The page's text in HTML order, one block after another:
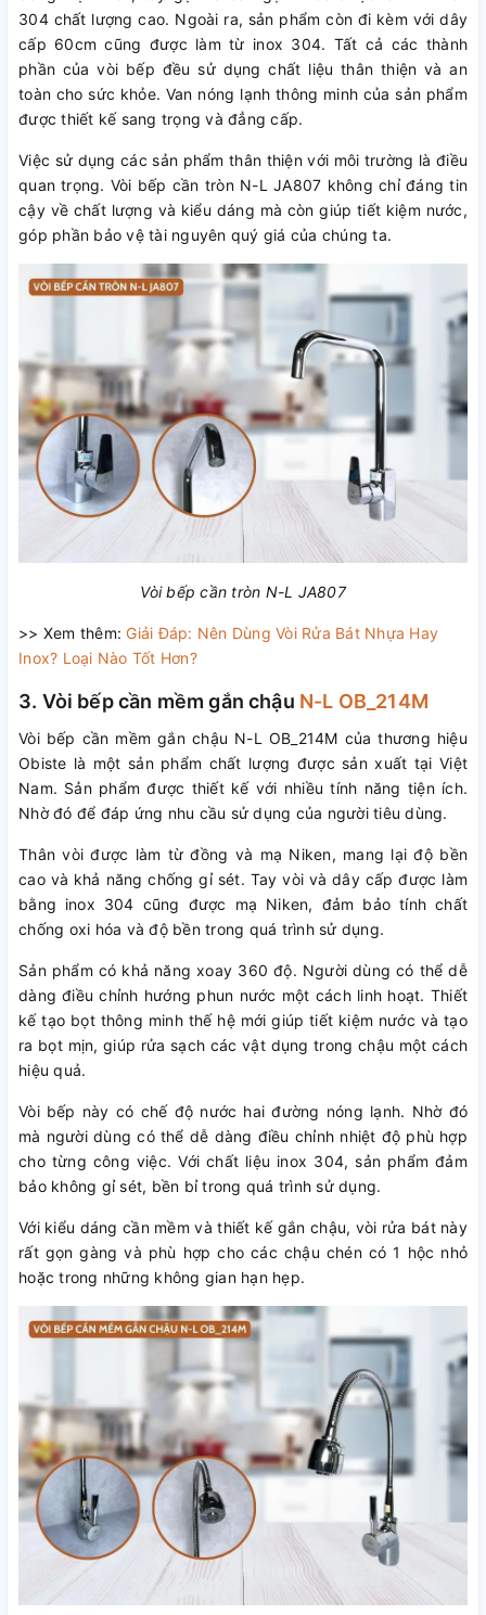
304 chất lượng cao. Ngoài ra, sản phẩm còn đi kèm với dây
cấp 60cm cũng được làm từ inox 304. Tất cả các thành
phần của vòi bếp đều sử dụng chất liệu thân thiện và an
toàn cho sức khỏe. Van nóng lạnh thông minh của sản phẩm
được thiết kế sang trọng và đẳng cấp.
Việc sử dụng các sản phẩm thân thiện với môi trường là điều
quan trọng. Vòi bếp cần tròn N-L JA807 không chỉ đáng tin
cậy về chất lượng và kiểu dáng mà còn giúp tiết kiệm nước,
góp phần bảo vệ tài nguyên quý giá của chúng ta.
Vòi bếp cần tròn N-L JA807
>> Xem thêm: Giải Đáp: Nên Dùng Vòi Rửa Bát Nhựa Hay
Inox? Loại Nào Tốt Hơn?
3. Vòi bếp cần mềm gắn chậu N-L OB_214M
Vòi bếp cần mềm gắn chậu N-L OB_214M của thương hiệu
Obiste là một sản phẩm chất lượng được sản xuất tại Việt
Nam. Sản phẩm được thiết kế với nhiều tính năng tiện ích.
Nhờ đó để đáp ứng nhu cầu sử dụng của người tiêu dùng.
Thân vòi được làm từ đồng và mạ Niken, mang lại độ bền
cao và khả năng chống gỉ sét. Tay vòi và dây cấp được làm
bằng inox 304 cũng được mạ Niken, đảm bảo tính chất
chống oxi hóa và độ bền trong quá trình sử dụng.
Sản phẩm có khả năng xoay 360 độ. Người dùng có thể dễ
dàng điều chỉnh hướng phun nước một cách linh hoạt. Thiết
kế tạo bọt thông minh thế hệ mới giúp tiết kiệm nước và tạo
ra bọt mịn, giúp rửa sạch các vật dụng trong chậu một cách
hiệu quả.
Vòi bếp này có chế độ nước hai đường nóng lạnh. Nhờ đó
mà người dùng có thể dễ dàng điều chỉnh nhiệt độ phù hợp
cho từng công việc. Với chất liệu inox 304, sản phẩm đảm
bảo không gỉ sét, bền bỉ trong quá trình sử dụng.
Với kiểu dáng cần mềm và thiết kế gắn chậu, vòi rửa bát này
rất gọn gàng và phù hợp cho các chậu chén có 1 hộc nhỏ
hoặc trong những không gian hạn hẹp.